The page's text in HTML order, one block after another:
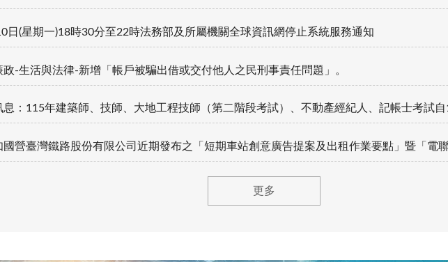
日(星期一)18時30分至22時法務部及所屬機關全球資訊網停止系統服務通知
政-生活與法律-新增「帳戶被騙出借或交付他人之民刑事責任問題」。
築師、技師、大地工程技師（第二階段考試）、不動產經紀人、記帳士考試自115年8月4日至13日下午5時前受理報名，有意報考之民
路股份有限公司近期發布之「短期車站創意廣告提案及出租作業要點」暨「電聯車客車車廂內創意廣告出租作業要點」，歡迎善加利
更多